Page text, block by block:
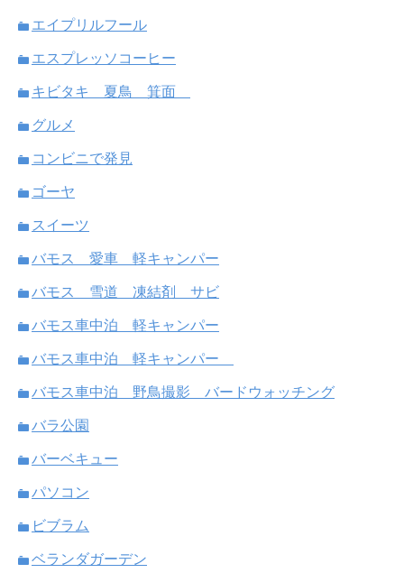
エイプリルフール
エスプレッソコーヒー
キビタキ 夏鳥 箕面
グルメ
コンビニで発見
ゴーヤ
スイーツ
バモス 愛車 軽キャンパー
バモス 雪道 凍結剤 サビ
バモス車中泊 軽キャンパー
バモス車中泊 軽キャンパー
バモス車中泊 野鳥撮影 バードウォッチング
バラ公園
バーベキュー
パソコン
ビブラム
ベランダガーデン